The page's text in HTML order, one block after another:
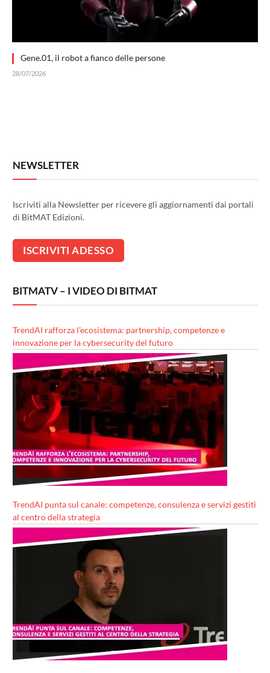
Gene.01, il robot a fianco delle persone
28/07/2026
NEWSLETTER
Iscriviti alla Newsletter per ricevere gli aggiornamenti dai portali
di BitMAT Edizioni.
BITMATV – I VIDEO DI BITMAT
TrendAI rafforza l’ecosistema: partnership, competenze e
innovazione per la cybersecurity del futuro
TrendAI punta sul canale: competenze, consulenza e servizi gestiti
al centro della strategia